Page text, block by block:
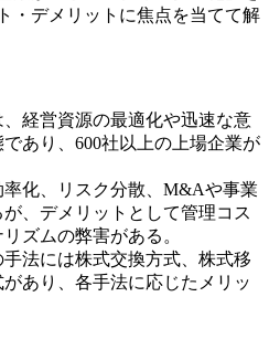
・デメリットに焦点を当てて解
経営資源の最適化や迅速な意
あり、600社以上の上場企業が
率化、リスク分散、M&Aや事業
、デメリットとして管理コス
ズムの弊害がある。
法には株式交換方式、株式移
あり、各手法に応じたメリッ